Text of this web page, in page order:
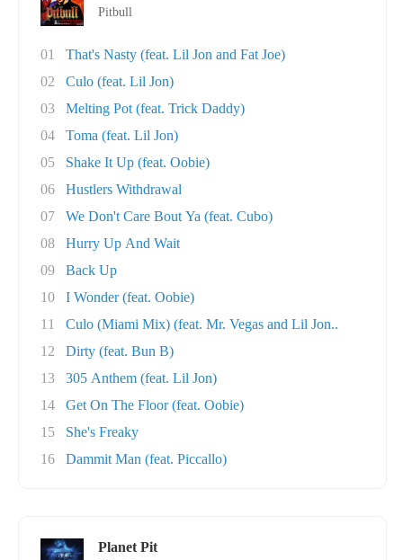
Pitbull
01
That's Nasty (feat. Lil Jon and Fat Joe)
02
Culo (feat. Lil Jon)
03
Melting Pot (feat. Trick Daddy)
04
Toma (feat. Lil Jon)
05
Shake It Up (feat. Oobie)
06
Hustlers Withdrawal
07
We Don't Care Bout Ya (feat. Cubo)
08
Hurry Up And Wait
09
Back Up
10
I Wonder (feat. Oobie)
11
Culo (Miami Mix) (feat. Mr. Vegas and Lil Jon..
12
Dirty (feat. Bun B)
13
305 Anthem (feat. Lil Jon)
14
Get On The Floor (feat. Oobie)
15
She's Freaky
16
Dammit Man (feat. Piccallo)
Planet Pit